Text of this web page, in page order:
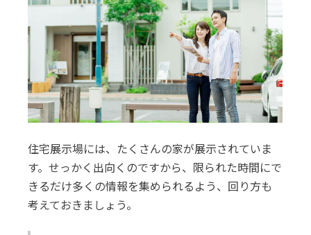
住宅展示場には、たくさんの家が展示されていま
す。せっかく出向くのですから、限られた時間にで
きるだけ多くの情報を集められるよう、回り方も
考えておきましょう。